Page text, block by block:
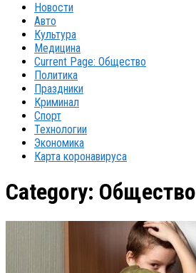
Новости
Авто
Культура
Медицина
Current Page: Общество
Политика
Праздники
Криминал
Спорт
Технологии
Экономика
Карта коронавируса
Category: Общество